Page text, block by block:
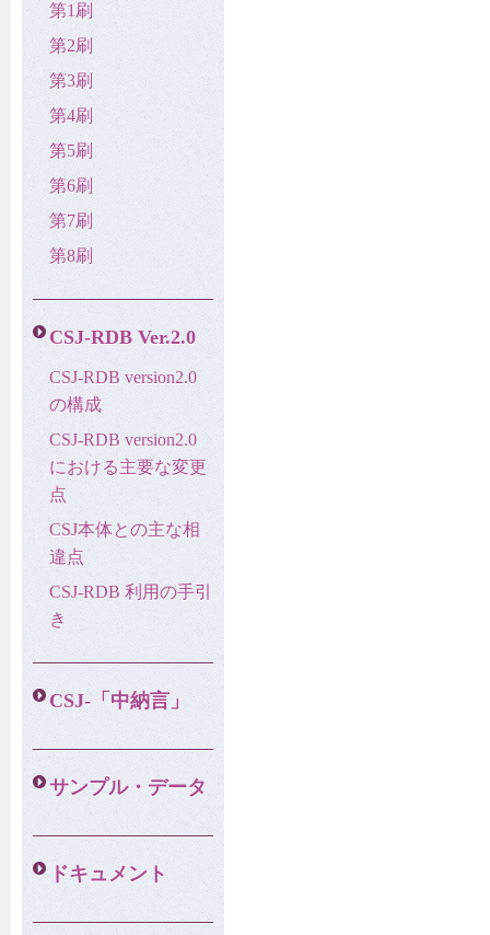
第1刷
第2刷
第3刷
第4刷
第5刷
第6刷
第7刷
第8刷
CSJ-RDB Ver.2.0
CSJ-RDB version2.0
の構成
CSJ-RDB version2.0
における主要な変更
点
CSJ本体との主な相
違点
CSJ-RDB 利用の手引
き
CSJ-「中納言」
サンプル・データ
ドキュメント